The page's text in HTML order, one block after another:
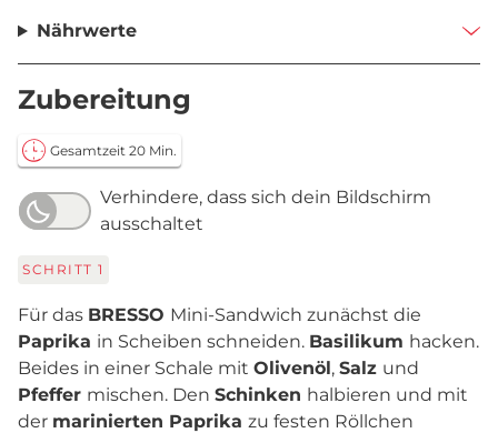
Nährwerte
Zubereitung
Gesamtzeit 20 Min.
Verhindere, dass sich dein Bildschirm
ausschaltet
SCHRITT 1
Für das BRESSO Mini-Sandwich zunächst die
Paprika in Scheiben schneiden. Basilikum hacken.
Beides in einer Schale mit Olivenöl, Salz und
Pfeffer mischen. Den Schinken halbieren und mit
der marinierten Paprika zu festen Röllchen